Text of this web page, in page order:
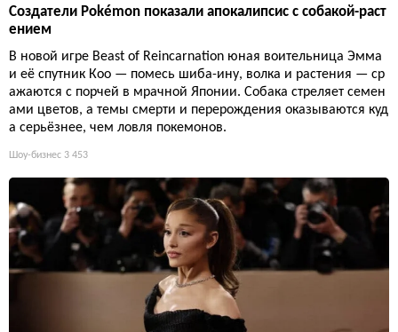
Создатели Pokémon показали апокалипсис с собакой-раст
ением
В новой игре Beast of Reincarnation юная воительница Эмма
и её спутник Кoo — помесь шиба-ину, волка и растения — ср
ажаются с порчей в мрачной Японии. Собака стреляет семен
ами цветов, а темы смерти и перерождения оказываются куд
а серьёзнее, чем ловля покемонов.
Шоу-бизнес 3 453